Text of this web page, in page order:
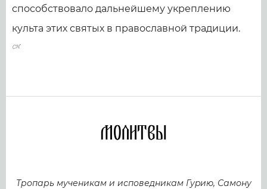
способствовало дальнейшему укреплению
культа этих святых в православной традиции.
Молитвы
Тропарь мученикам и исповедникам Гуpию, Самону